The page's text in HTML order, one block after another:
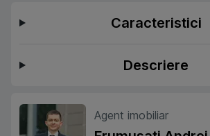
Caracteristici
Descriere
Agent imobiliar